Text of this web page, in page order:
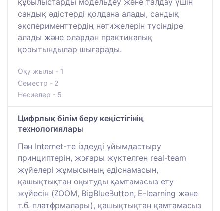
құбылыстарды модельдеу және талдау үшін
сандық әдістерді қолдана алады, сандық
эксперименттердің нәтижелерін түсіндіре
алады және олардан практикалық
қорытындылар шығарады.
Оқу жылы - 1
Семестр - 2
Несиелер - 5
Цифрлық білім беру кеңістігінің
технологиялары
Пән Internet-те іздеуді ұйымдастыру
принциптерін, жоғары жүктелген real-team
жүйелері жұмысының әдіснамасын,
қашықтықтан оқытуды қамтамасыз ету
жүйесін (ZOOM, BigBlueButton, E-learning және
т.б. платфрмалары), қашықтықтан қамтамасыз